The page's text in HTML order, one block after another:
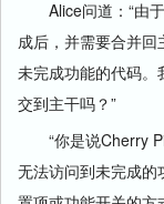
Alice问道：“由于
成后，并需要合并
未完成功能的代码。
交到主干吗？”
“你是说Cherry
无法访问到未完成